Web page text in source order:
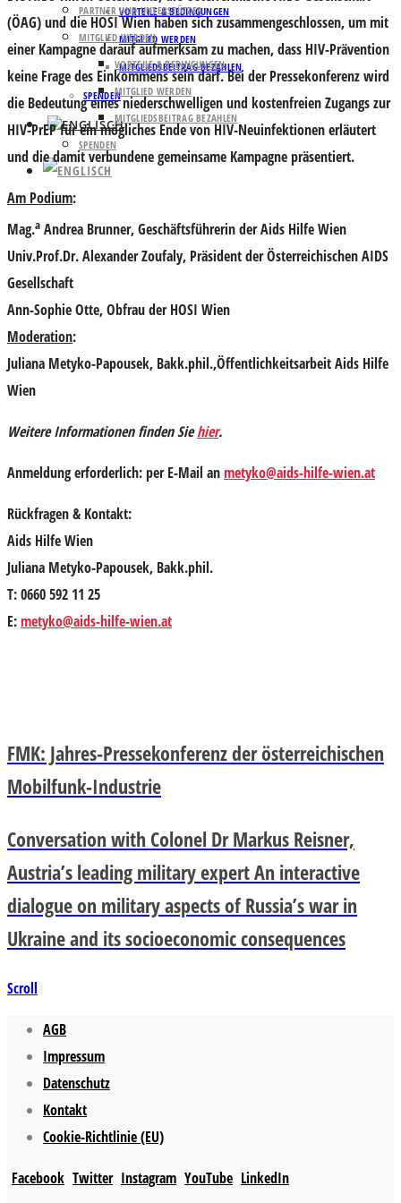
VORTEILE & BEDINGUNGEN
MITGLIED WERDEN
MITGLIEDSBEITRAG BEZAHLEN
SPENDEN
PARTNER UND UNTERSTÜTZER
MITGLIED WERDEN
VORTEILE & BEDINGUNGEN
MITGLIED WERDEN
MITGLIEDSBEITRAG BEZAHLEN
SPENDEN
(ÖAG) und die HOSI Wien haben sich zusammengeschlossen, um mit
einer Kampagne darauf aufmerksam zu machen, dass HIV-Prävention
keine Frage des Einkommens sein darf. Bei der Pressekonferenz wird
die Bedeutung eines niederschwelligen und kostenfreien Zugangs zur
HIV-PrEP für ein mögliches Ende von HIV-Neuinfektionen erläutert
und die damit verbundene gemeinsame Kampagne präsentiert.
Am Podium:
Mag.a Andrea Brunner, Geschäftsführerin der Aids Hilfe Wien
Univ.Prof.Dr. Alexander Zoufaly, Präsident der Österreichischen AIDS
Gesellschaft
Ann-Sophie Otte, Obfrau der HOSI Wien
Moderation:
Juliana Metyko-Papousek, Bakk.phil.,Öffentlichkeitsarbeit Aids Hilfe
Wien
Weitere Informationen finden Siehier.
Anmeldung erforderlich:per E-Mail anmetyko@aids-hilfe-wien.at
Rückfragen & Kontakt:
Aids Hilfe Wien
Juliana Metyko-Papousek, Bakk.phil.
T: 0660 592 11 25
E:metyko@aids-hilfe-wien.at
FMK: Jahres-Pressekonferenz der österreichischen
Mobilfunk-Industrie
Conversation with Colonel Dr Markus Reisner,
Austria’s leading military expert An interactive
dialogue on military aspects of Russia’s war in
Ukraine and its socioeconomic consequences
Scroll
AGB
Impressum
Datenschutz
Kontakt
Cookie-Richtlinie (EU)
Facebook Twitter Instagram YouTube LinkedIn